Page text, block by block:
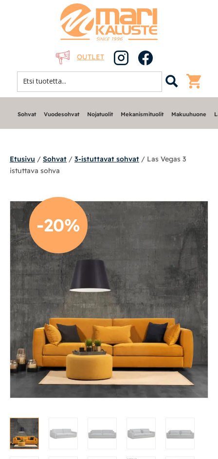
OUTLET
Nojatuolit
Mekanismituolit
Makuuhuone
Pöydät ja tuolit
Säilytys
Työpöydät ja työtuolit
Matot
Ulkokalusteet
Valaisimet
Vuodesohvat
Sohvat Vuodesohvat Nojatuolit Mekanismituolit Makuuhuone
Etusivu / Sohvat / 3-istuttavat sohvat / Las Vegas 3
istuttava sohva
-20%